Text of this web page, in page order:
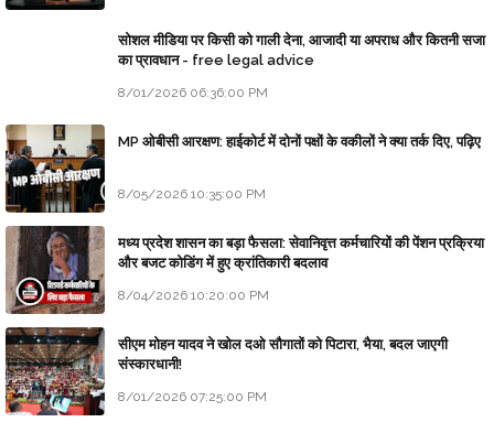
सोशल मीडिया पर किसी को गाली देना, आजादी या अपराध और कितनी सजा
का प्रावधान - free legal advice
8/01/2026 06:36:00 PM
MP ओबीसी आरक्षण: हाईकोर्ट में दोनों पक्षों के वकीलों ने क्या तर्क दिए, पढ़िए
8/05/2026 10:35:00 PM
मध्य प्रदेश शासन का बड़ा फैसला: सेवानिवृत्त कर्मचारियों की पेंशन प्रक्रिया
और बजट कोडिंग में हुए क्रांतिकारी बदलाव
8/04/2026 10:20:00 PM
सीएम मोहन यादव ने खोल दओ सौगातों को पिटारा, भैया, बदल जाएगी
संस्कारधानी!
8/01/2026 07:25:00 PM